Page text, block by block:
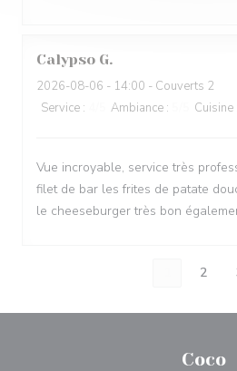
Calypso G
2026-08-06 - 14:00 - Couverts 2
Service : Ambiance : Cuisine
Vue incroyable, service très
filet de bar les frites de patate
le cheeseburger très bon
2
Coco